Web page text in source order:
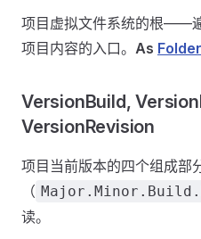
项目虚拟文件系统的根——
项目内容的入口。 As Folder
VersionBuild,
VersionRevision
项目当前版本的四个组成部
（
读。